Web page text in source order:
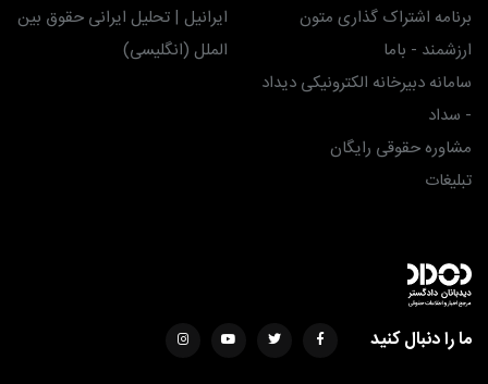
برنامه اشتراک گذاری متون
ارزشمند - باما
سامانه دبیرخانه الکترونیکی دیداد
- سداد
مشاوره حقوقی رایگان
تبلیغات
ایرانیل | تحلیل ایرانی حقوق بین
الملل (انگلیسی)
ما را دنبال کنید